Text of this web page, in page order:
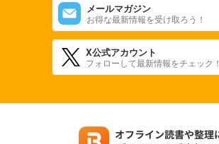
メールマガジン
お得な最新情報を受け取ろう！
X公式アカウント
フォローして最新情報をチェック！